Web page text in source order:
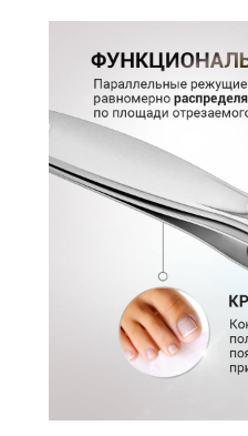
Вас мессенджер
Telegram
Даю согласие на
от Aurum Queen
Отправляя данные, вы